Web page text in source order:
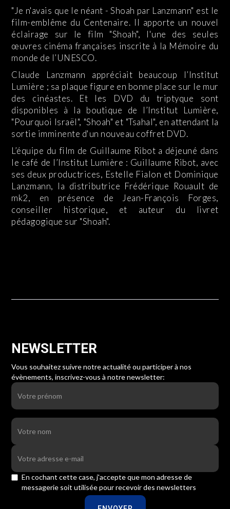
"Je n'avais que le néant - Shoah par Lanzmann" est le
film-emblême du Centenaire. Il apporte un nouvel
éclairage sur le film "Shoah", l'une des seules
œuvres cinéma françaises inscrite à la Mémoire du
monde de l’UNESCO.
Claude Lanzmann appréciait beaucoup l’Institut
Lumière ; sa plaque figure en bonne place sur le mur
des cinéastes. Et les DVD du triptyque sont
disponibles à la boutique de l’Institut Lumière,
"Pourquoi Israël", "Shoah" et "Tsahal", en attendant la
sortie imminente d'un nouveau coffret DVD.
L’équipe du film de Guillaume Ribot a déjeuné dans
le café de l’Institut Lumière : Guillaume Ribot, avec
ses deux productrices, Estelle Fialon et Dominique
Lanzmann, la distributrice Frédérique Rouault de
mk2, en présence de Jean-François Forges,
conseiller historique, et auteur du livret
pédagogique sur "Shoah".
NEWSLETTER
Vous souhaitez suivre notre actualité ou participer à nos
évènements, inscrivez-vous ànotre newsletter:
En cochant cette case, j'accepte que mon adresse de
messagerie soit utilisée pour recevoir des newsletters